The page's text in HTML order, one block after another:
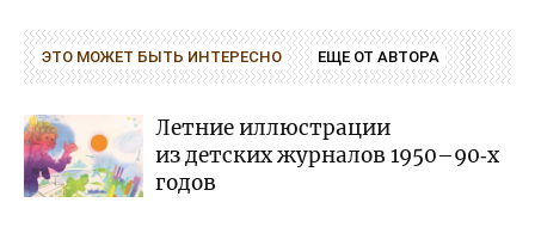
ЭТО МОЖЕТ БЫТЬ ИНТЕРЕСНО ЕЩЕ ОТ АВТОРА
Летние иллюстрации
из детских журналов 1950–90‑х
годов